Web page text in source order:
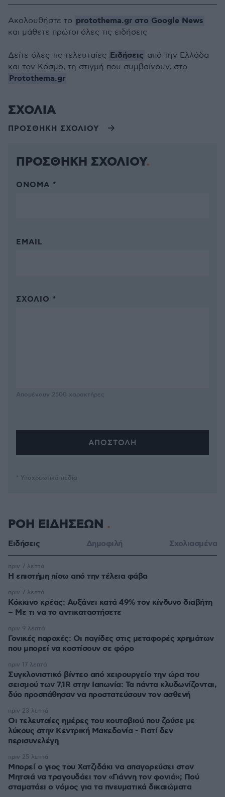
Ακολουθήστε το protothema.gr στο Google News
και μάθετε πρώτοι όλες τις ειδήσεις
Δείτε όλες τις τελευταίες Ειδήσεις από την Ελλάδα
και τον Κόσμο, τη στιγμή που συμβαίνουν, στο
Protothema.gr
ΣΧΟΛΙΑ
ΠΡΟΣΘΗΚΗ ΣΧΟΛΙΟΥ
ΠΡΟΣΘΗΚΗ ΣΧΟΛΙΟΥ
ΌΝΟΜΑ *
EMAIL
ΣΧΌΛΙΟ *
Απομένουν 2500 χαρακτήρες
* Υποχρεωτικά πεδία
ΡΟΗ ΕΙΔΗΣΕΩΝ
Ειδήσεις Δημοφιλή Σχολιασμένα
Η επιστήμη πίσω από την τέλεια φάβα
πριν 7 λεπτά
Κόκκινο κρέας: Αυξάνει κατά 49% τον κίνδυνο διαβήτη
– Με τι να το αντικαταστήσετε
πριν 7 λεπτά
Γονικές παροχές: Οι παγίδες στις μεταφορές χρημάτων
που μπορεί να κοστίσουν σε φόρο
πριν 9 λεπτά
Συγκλονιστικό βίντεο από χειρουργείο την ώρα του
σεισμού των 7,1R στην Ιαπωνία: Τα πάντα κλυδωνίζονται,
δύο προσπάθησαν να προστατεύσουν τον ασθενή
πριν 17 λεπτά
Οι τελευταίες ημέρες του κουταβιού που ζούσε με
λύκους στην Κεντρική Μακεδονία - Γιατί δεν
περισυνελέγη
πριν 23 λεπτά
Μπορεί ο γιος του Χατζιδάκι να απαγορεύσει στον
Μητσιά να τραγουδάει τον «Γιάννη τον φονιά»; Πού
σταματάει ο νόμος για τα πνευματικά δικαιώματα
πριν 25 λεπτά